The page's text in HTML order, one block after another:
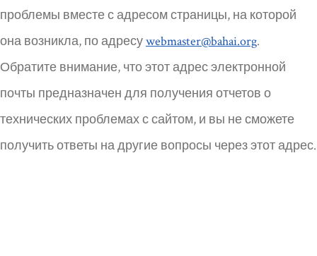
проблемы вместе с адресом страницы, на которой
она возникла, по адресуwebmaster@bahai.org.
Обратите внимание, что этот адрес электронной
почты предназначен для получения отчетов о
технических проблемах с сайтом, и вы не сможете
получить ответы на другие вопросы через этот адрес.